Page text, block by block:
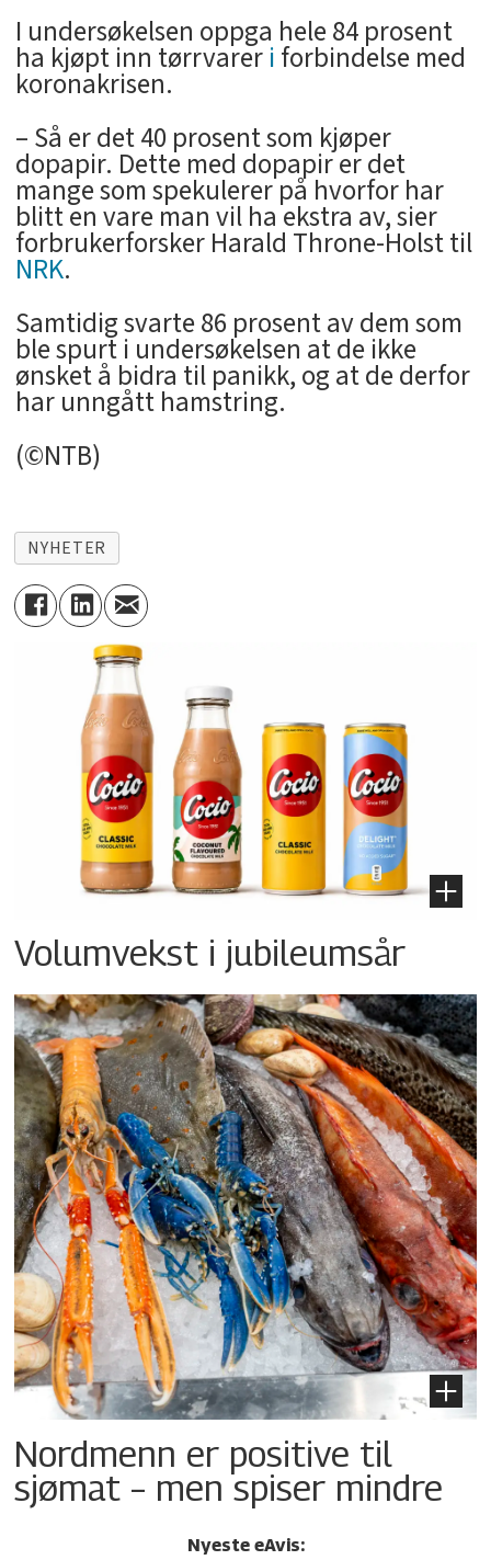
I undersøkelsen oppga hele 84 prosent
ha kjøpt inn tørrvareriforbindelse med
koronakrisen.
– Så er det 40 prosent som kjøper
dopapir. Dette med dopapir er det
mange som spekulerer på hvorfor har
blitt en vare man vil ha ekstra av, sier
forbrukerforsker Harald Throne-Holst til
NRK.
Samtidig svarte 86 prosent av dem som
ble spurt i undersøkelsen at de ikke
ønsket å bidra til panikk, og at de derfor
har unngått hamstring.
(©NTB)
NYHETER
Volumvekst i jubileumsår
Nordmenn er positive til
sjømat – men spiser mindre
Nyeste eAvis: